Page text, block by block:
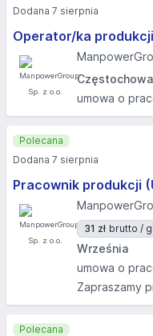
Operator/ka
Częstochowa
umowa o
Dodana 7 sierpnia
Pracownik produkcji
31 zł brutto /
Września
umowa o
Zapraszamy
Polecana
Dodana 7 sierpnia
Polecana